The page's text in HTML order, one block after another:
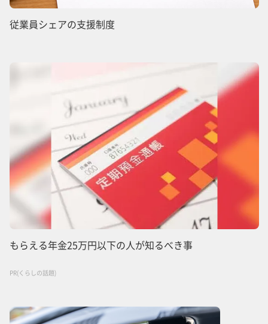
従業員シェアの支援制度
もらえる年金25万円以下の人が知るべき事
PR(くらしの話題)